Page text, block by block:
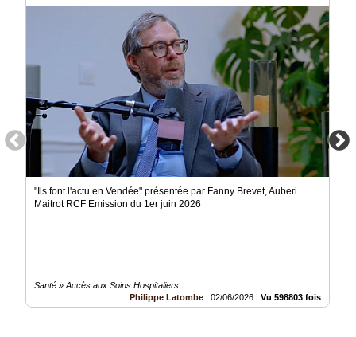
"Ils font l'actu en Vendée" présentée par Fanny Brevet, Auberi
Maitrot RCF Emission du 1er juin 2026
Santé » Accès aux Soins Hospitaliers
Philippe Latombe | 02/06/2026 | Vu 598803 fois